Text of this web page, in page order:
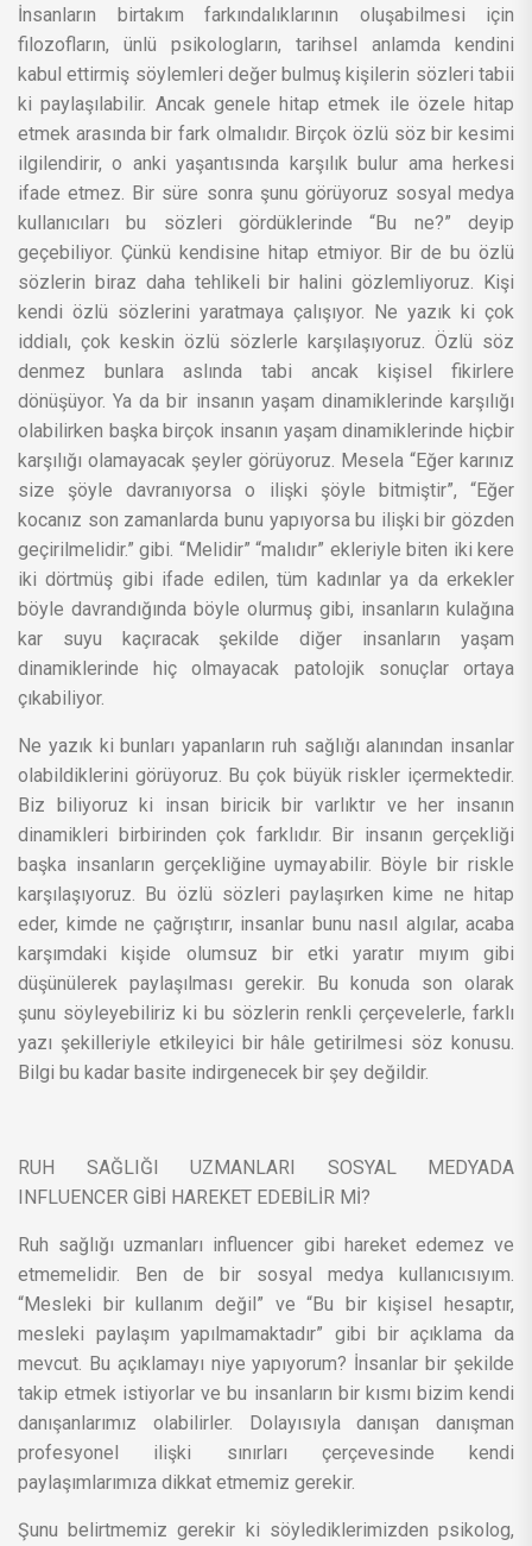
İnsanların birtakım farkındalıklarının oluşabilmesi için
filozofların, ünlü psikologların, tarihsel anlamda kendini
kabul ettirmiş söylemleri değer bulmuş kişilerin sözleri tabii
ki paylaşılabilir. Ancak genele hitap etmek ile özele hitap
etmek arasında bir fark olmalıdır. Birçok özlü söz bir kesimi
ilgilendirir, o anki yaşantısında karşılık bulur ama herkesi
ifade etmez. Bir süre sonra şunu görüyoruz sosyal medya
kullanıcıları bu sözleri gördüklerinde “Bu ne?” deyip
geçebiliyor. Çünkü kendisine hitap etmiyor. Bir de bu özlü
sözlerin biraz daha tehlikeli bir halini gözlemliyoruz. Kişi
kendi özlü sözlerini yaratmaya çalışıyor. Ne yazık ki çok
iddialı, çok keskin özlü sözlerle karşılaşıyoruz. Özlü söz
denmez bunlara aslında tabi ancak kişisel fikirlere
dönüşüyor. Ya da bir insanın yaşam dinamiklerinde karşılığı
olabilirken başka birçok insanın yaşam dinamiklerinde hiçbir
karşılığı olamayacak şeyler görüyoruz. Mesela “Eğer karınız
size şöyle davranıyorsa o ilişki şöyle bitmiştir”, “Eğer
kocanız son zamanlarda bunu yapıyorsa bu ilişki bir gözden
geçirilmelidir.” gibi. “Melidir” “malıdır” ekleriyle biten iki kere
iki dörtmüş gibi ifade edilen, tüm kadınlar ya da erkekler
böyle davrandığında böyle olurmuş gibi, insanların kulağına
kar suyu kaçıracak şekilde diğer insanların yaşam
dinamiklerinde hiç olmayacak patolojik sonuçlar ortaya
çıkabiliyor.
Ne yazık ki bunları yapanların ruh sağlığı alanından insanlar
olabildiklerini görüyoruz. Bu çok büyük riskler içermektedir.
Biz biliyoruz ki insan biricik bir varlıktır ve her insanın
dinamikleri birbirinden çok farklıdır. Bir insanın gerçekliği
başka insanların gerçekliğine uymayabilir. Böyle bir riskle
karşılaşıyoruz. Bu özlü sözleri paylaşırken kime ne hitap
eder, kimde ne çağrıştırır, insanlar bunu nasıl algılar, acaba
karşımdaki kişide olumsuz bir etki yaratır mıyım gibi
düşünülerek paylaşılması gerekir. Bu konuda son olarak
şunu söyleyebiliriz ki bu sözlerin renkli çerçevelerle, farklı
yazı şekilleriyle etkileyici bir hâle getirilmesi söz konusu.
Bilgi bu kadar basite indirgenecek bir şey değildir.
RUH SAĞLIĞI UZMANLARI SOSYAL MEDYADA
INFLUENCER GİBİ HAREKET EDEBİLİR Mİ?
Ruh sağlığı uzmanları influencer gibi hareket edemez ve
etmemelidir. Ben de bir sosyal medya kullanıcısıyım.
“Mesleki bir kullanım değil” ve “Bu bir kişisel hesaptır,
mesleki paylaşım yapılmamaktadır” gibi bir açıklama da
mevcut. Bu açıklamayı niye yapıyorum? İnsanlar bir şekilde
takip etmek istiyorlar ve bu insanların bir kısmı bizim kendi
danışanlarımız olabilirler. Dolayısıyla danışan danışman
profesyonel ilişki sınırları çerçevesinde kendi
paylaşımlarımıza dikkat etmemiz gerekir.
Şunu belirtmemiz gerekir ki söylediklerimizden psikolog,